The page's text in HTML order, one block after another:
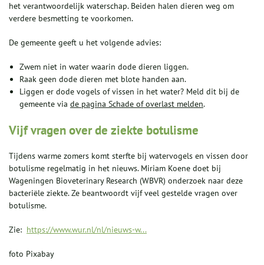
het verantwoordelijk waterschap. Beiden halen dieren weg om
verdere besmetting te voorkomen.
De gemeente geeft u het volgende advies:
Zwem niet in water waarin dode dieren liggen.
Raak geen dode dieren met blote handen aan.
Liggen er dode vogels of vissen in het water? Meld dit bij de
gemeente via de pagina Schade of overlast melden.
Vijf vragen over de ziekte botulisme
Tijdens warme zomers komt sterfte bij watervogels en vissen door
botulisme regelmatig in het nieuws. Miriam Koene doet bij
Wageningen Bioveterinary Research (WBVR) onderzoek naar deze
bacteriële ziekte. Ze beantwoordt vijf veel gestelde vragen over
botulisme.
Zie: https://www.wur.nl/nl/nieuws-w...
foto Pixabay